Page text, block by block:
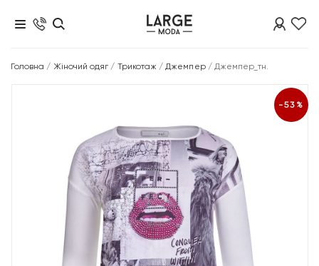
Головна / Жіночий одяг / Трикотаж /Джемпер/ Джемпер_тн.
-53%